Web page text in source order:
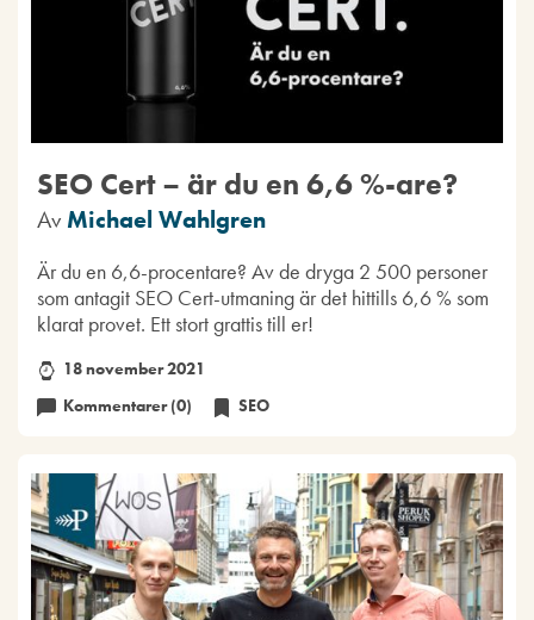
SEO Cert – är du en 6,6 %-are?
Av Michael Wahlgren
Är du en 6,6-procentare? Av de dryga 2 500 personer
som antagit SEO Cert-utmaning är det hittills 6,6 % som
klarat provet. Ett stort grattis till er!
18 november 2021
Kommentarer (0)
SEO